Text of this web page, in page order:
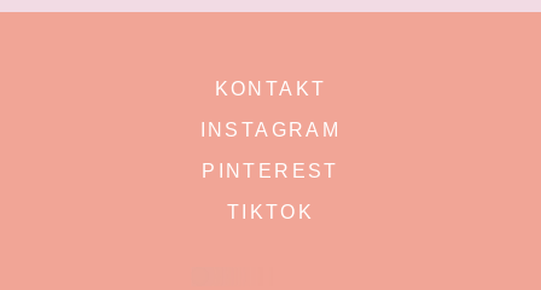
KONTAKT
INSTAGRAM
PINTEREST
TIKTOK